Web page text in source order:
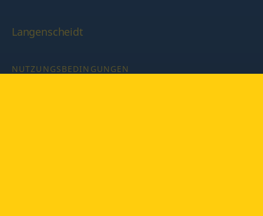
Langenscheidt
NUTZUNGSBEDINGUNGEN